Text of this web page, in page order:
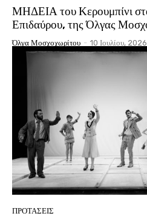
ΜΗΔΕΙΑ του Κερουμπίνι
Επιδαύρου, της Όλγας
Όλγα Μοσχοχωρίτου - 10 Ιουλίου, 2026
ΠΡΟΤΑΣΕΙΣ